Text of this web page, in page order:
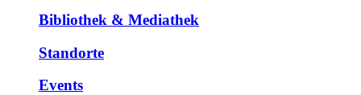
Bibliothek & Mediathek
Standorte
Events